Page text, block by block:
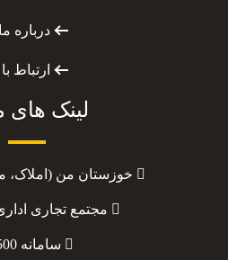
درباره ما
ارتباط
لینک های
خوزستان من (املاک،
مجتمع تجاری اداری
سامانه 36500